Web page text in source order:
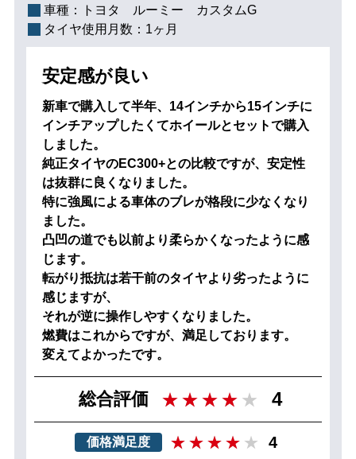
車種：
トヨタ ルーミー カスタムG
タイヤ使用月数： 1ヶ月
安定感が良い
新車で購入して半年、14インチから15インチに
インチアップしたくてホイールとセットで購入
しました。
純正タイヤのEC300+との比較ですが、安定性
は抜群に良くなりました。
特に強風による車体のブレが格段に少なくなり
ました。
凸凹の道でも以前より柔らかくなったように感
じます。
転がり抵抗は若干前のタイヤより劣ったように
感じますが、
それが逆に操作しやすくなりました。
燃費はこれからですが、満足しております。
変えてよかったです。
総合評価 4
価格満足度 4